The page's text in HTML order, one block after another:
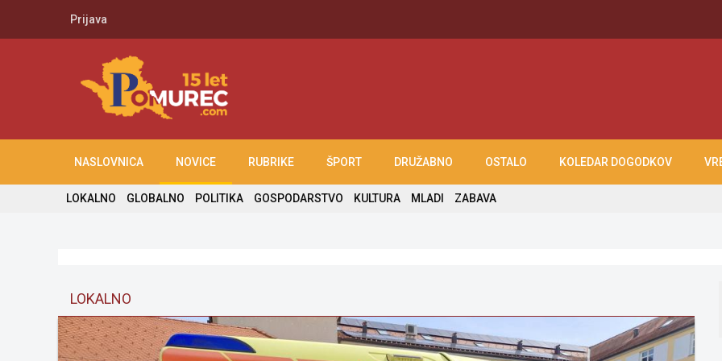
Prijava
NASLOVNICA NOVICE RUBRIKE ŠPORT DRUŽABNO OSTALO KOLEDAR DOGODKOV
LOKALNO GLOBALNO POLITIKA GOSPODARSTVO KULTURA MLADI ZABAVA
LOKALNO